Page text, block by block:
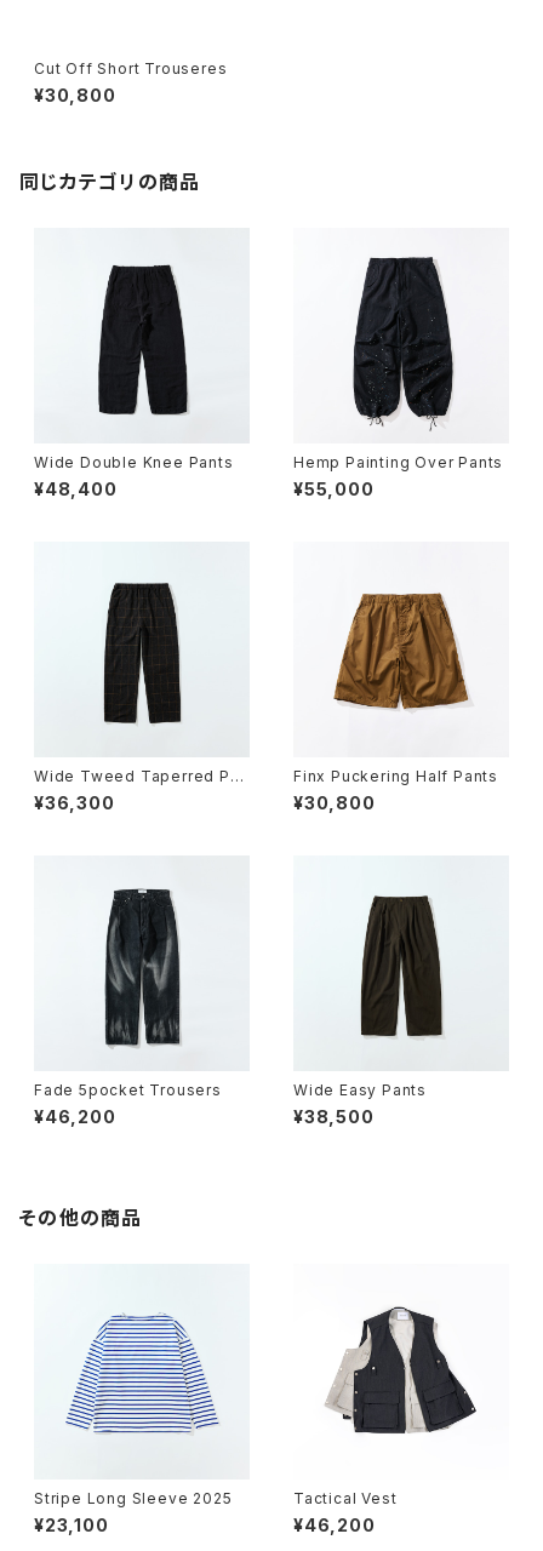
Cut Off Short Trouseres
¥30,800
同じカテゴリの商品
Wide Double Knee Pants
¥48,400
Hemp Painting Over Pants
¥55,000
Wide Tweed Taperred Pan
ts
¥36,300
Finx Puckering Half Pants
¥30,800
Fade 5pocket Trousers
¥46,200
Wide Easy Pants
¥38,500
その他の商品
Stripe Long Sleeve 2025
¥23,100
Tactical Vest
¥46,200